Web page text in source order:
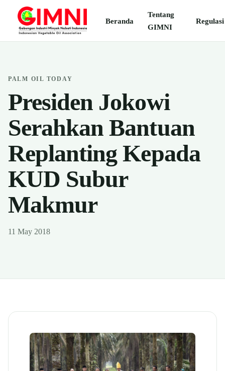
Beranda
Tentang
GIMNI
Regulasi
PALM OIL TODAY
Presiden Jokowi
Serahkan Bantuan
Replanting Kepada
KUD Subur
Makmur
11 May 2018